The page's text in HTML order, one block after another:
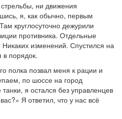
ни движения
я, как обычно, первым
круглосуточно дежурили
противника. Отдельные
изменений. Спустился на
в порядок.
полка позвал меня к рации и
по шоссе на город
я остался без управленцев
Я ответил, что у нас всё